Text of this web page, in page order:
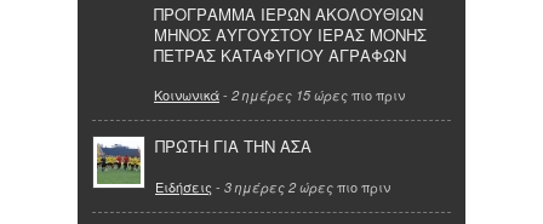
ΠΡΟΓΡΑΜΜΑ ΙΕΡΩΝ ΑΚΟΛΟΥΘΙΩΝ
ΜΗΝΟΣ ΑΥΓΟΥΣΤΟΥ ΙΕΡΑΣ ΜΟΝΗΣ
ΠΕΤΡΑΣ ΚΑΤΑΦΥΓΙΟΥ ΑΓΡΑΦΩΝ
Κοινωνικά- 2 ημέρες 15 ώρες πιο πριν
ΠΡΩΤΗ ΓΙΑ ΤΗΝ ΑΣΑ
Ειδήσεις - 3 ημέρες 2 ώρες πιο πριν